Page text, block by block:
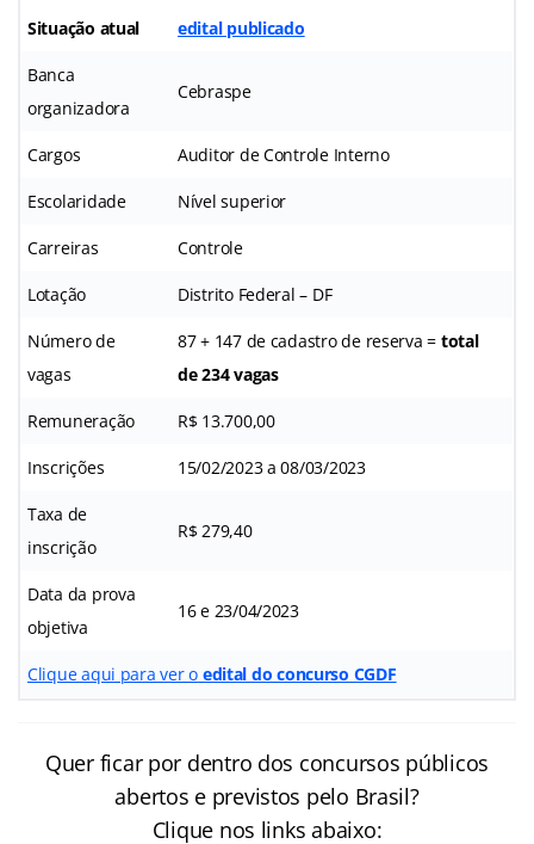
Situação atual edital publicado
Banca
organizadora
Cebraspe
Cargos Auditor de Controle Interno
Escolaridade Nível superior
Carreiras Controle
Lotação Distrito Federal – DF
Número de
vagas
87 + 147 de cadastro de reserva = total
de 234 vagas
Remuneração R$ 13.700,00
Inscrições 15/02/2023 a 08/03/2023
Taxa de
inscrição
R$ 279,40
Data da prova
objetiva
16 e 23/04/2023
Clique aqui para ver o edital do concurso CGDF
Quer ficar por dentro dos concursos públicos
abertos e previstos pelo Brasil?
Clique nos links abaixo: